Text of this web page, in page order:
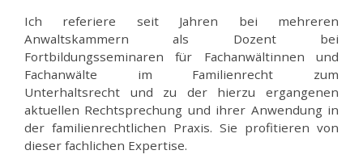
Ich referiere seit Jahren bei mehreren
Anwaltskammern als Dozent bei
Fortbildungsseminaren für Fachanwältinnen und
Fachanwälte im Familienrecht zum
Unterhaltsrecht und zu der hierzu ergangenen
aktuellen Rechtsprechung und ihrer Anwendung in
der familienrechtlichen Praxis. Sie profitieren von
dieser fachlichen Expertise.